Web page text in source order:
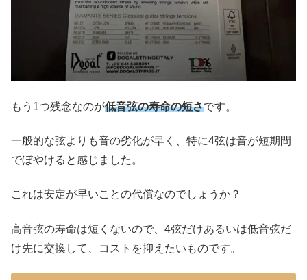
もう1つ残念なのが低音弦の寿命の短さです。
一般的な弦よりも音の劣化が早く、特に4弦は音が短期間
でぼやけると感じました。
これは安定が早いことの代償なのでしょうか？
高音弦の寿命は短くないので、4弦だけあるいは低音弦だ
け先に交換して、コストを抑えたいものです。